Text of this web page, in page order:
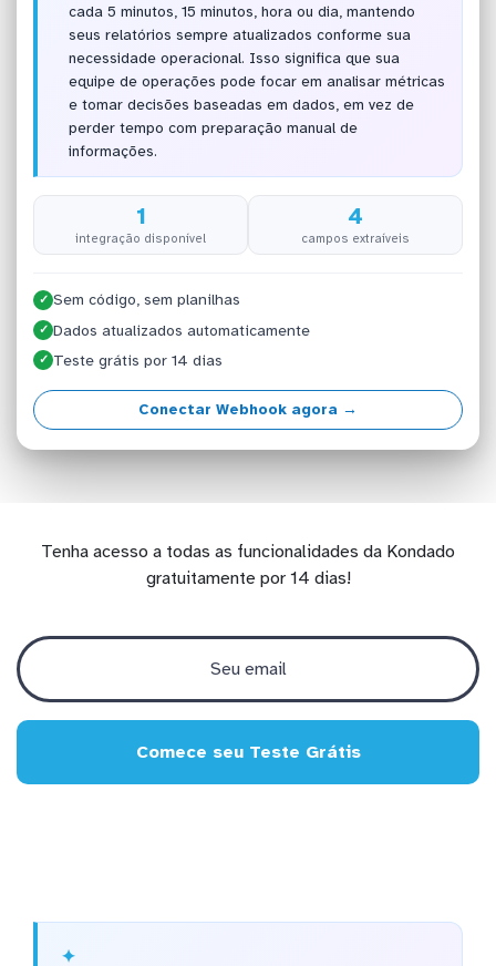
cada 5 minutos, 15 minutos, hora ou dia, mantendo
seus relatórios sempre atualizados conforme sua
necessidade operacional. Isso significa que sua
equipe de operações pode focar em analisar métricas
e tomar decisões baseadas em dados, em vez de
perder tempo com preparação manual de
informações.
1
integração disponível
4
campos extraíveis
✓ Sem código, sem planilhas
✓ Dados atualizados automaticamente
✓ Teste grátis por 14 dias
Conectar Webhook agora →
Tenha acesso a todas as funcionalidades da Kondado
gratuitamente por 14 dias!
Comece seu Teste Grátis